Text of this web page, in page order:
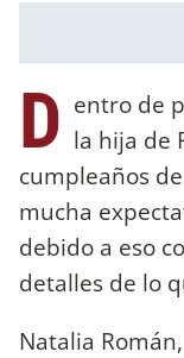
D entro de
la hija de
cumpleaños
mucha
debido a eso
detalles de lo
Natalia